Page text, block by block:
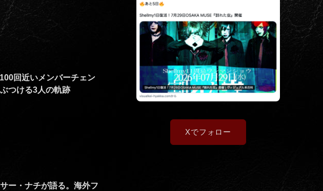
回近いメンバーチェン
つける3人の軌跡
ー・ナチが語る。海外フ
Xでフォロー